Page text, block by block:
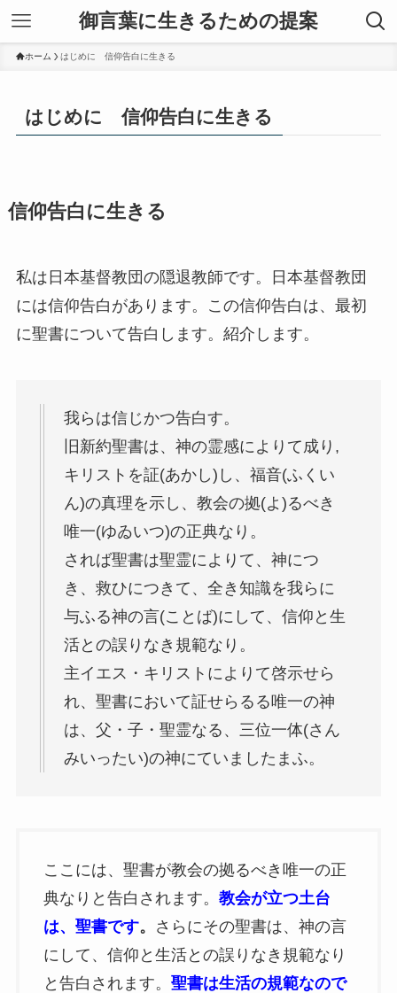
御言葉に生きるための提案
ホーム はじめに 信仰告白に生きる
はじめに 信仰告白に生きる
信仰告白に生きる
私は日本基督教団の隠退教師です。日本基督教団
には信仰告白があります。この信仰告白は、最初
に聖書について告白します。紹介します。
我らは信じかつ告白す。
旧新約聖書は、神の霊感によりて成り,
キリストを証(あかし)し、福音(ふくい
ん)の真理を示し、教会の拠(よ)るべき
唯一(ゆゐいつ)の正典なり。
されば聖書は聖霊によりて、神につ
き、救ひにつきて、全き知識を我らに
与ふる神の言(ことば)にして、信仰と生
活との誤りなき規範なり。
主イエス・キリストによりて啓示せら
れ、聖書において証せらるる唯一の神
は、父・子・聖霊なる、三位一体(さん
みいったい)の神にていましたまふ。
ここには、聖書が教会の拠るべき唯一の正
典なりと告白されます。 教会が立つ土台
は、聖書です。
さらにその聖書は、神の言
にして、信仰と生活との誤りなき規範なり
と告白されます。 聖書は生活の規範なので